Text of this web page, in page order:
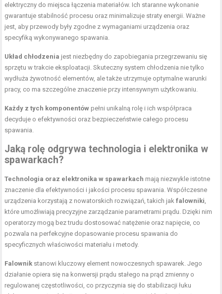
elektryczny do miejsca łączenia materiałów. Ich staranne wykonanie
gwarantuje stabilność procesu oraz minimalizuje straty energii. Ważne
jest, aby przewody były zgodne z wymaganiami urządzenia oraz
specyfiką wykonywanego spawania.
Układ chłodzenia jest niezbędny do zapobiegania przegrzewaniu się
sprzętu w trakcie eksploatacji. Skuteczny system chłodzenia nie tylko
wydłuża żywotność elementów, ale także utrzymuje optymalne warunki
pracy, co ma szczególne znaczenie przy intensywnym użytkowaniu.
Każdy z tych komponentów pełni unikalną rolę i ich współpraca
decyduje o efektywności oraz bezpieczeństwie całego procesu
spawania.
Jaką rolę odgrywa technologia i elektronika w
spawarkach?
Technologia oraz elektronika w spawarkach mają niezwykle istotne
znaczenie dla efektywności i jakości procesu spawania. Współczesne
urządzenia korzystają z nowatorskich rozwiązań, takich jakfalowniki,
które umożliwiają precyzyjne zarządzanie parametrami prądu. Dzięki nim
operatorzy mogą bez trudu dostosować natężenie oraz napięcie, co
pozwala na perfekcyjne dopasowanie procesu spawania do
specyficznych właściwości materiału i metody.
Falownik stanowi kluczowy element nowoczesnych spawarek. Jego
działanie opiera się na konwersji prądu stałego na prąd zmienny o
regulowanej częstotliwości, co przyczynia się do stabilizacji łuku